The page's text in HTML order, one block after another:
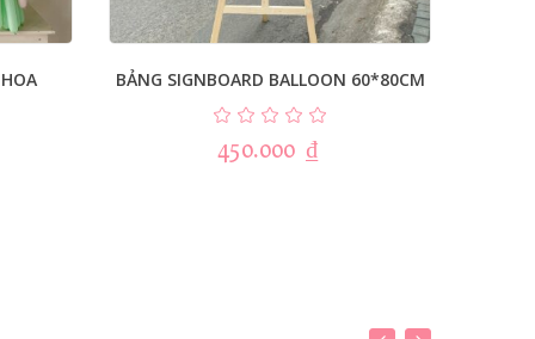
BẢNG SIGNBOARD BALLOON 60*80CM
450.000 ₫